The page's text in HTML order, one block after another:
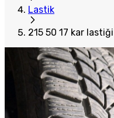
Lastik
215 50 17 kar